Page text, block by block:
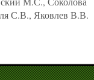
С.В., Яковлев В.В.